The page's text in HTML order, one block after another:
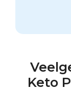
Keto